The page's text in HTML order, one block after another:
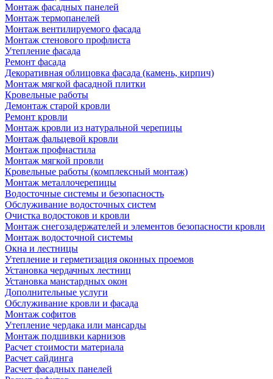
Монтаж фасадных панелей
Монтаж термопанелей
Монтаж вентилируемого фасада
Монтаж стенового профлиста
Утепление фасада
Ремонт фасада
Декоративная облицовка фасада (камень, кирпич)
Монтаж мягкой фасадной плитки
Кровельные работы
Демонтаж старой кровли
Ремонт кровли
Монтаж кровли из натуральной черепицы
Монтаж фальцевой кровли
Монтаж профнастила
Монтаж мягкой провли
Кровельные работы (комплексный монтаж)
Монтаж металлочерепицы
Водосточные системы и безопасность
Обслуживание водосточных систем
Очистка водостоков и кровли
Монтаж снегозадержателей и элементов безопасности кровли
Монтаж водосточной системы
Окна и лестницы
Утепление и герметизация оконных проемов
Установка чердачных лестниц
Установка манстардных окон
Дополнительные услуги
Обслуживание кровли и фасада
Монтаж софитов
Утепление чердака или мансарды
Монтаж подшивки карнизов
Расчет стоимости материала
Расчет сайдинга
Расчет фасадных панелей